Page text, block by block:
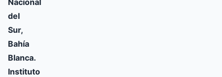
Nacional
del
Sur,
Bahía
Blanca.
Instituto